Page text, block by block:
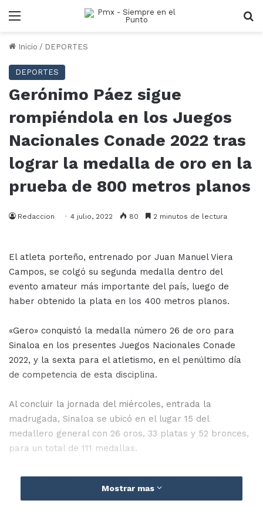
Menu
Inicio / DEPORTES
DEPORTES
Gerónimo Páez sigue
rompiéndola en los Juegos
Nacionales Conade 2022 tras
lograr la medalla de oro en la
prueba de 800 metros planos
Redaccion 4 julio, 2022 80 2 minutos de lectura
El atleta porteño, entrenado por Juan Manuel Viera
Campos, se colgó su segunda medalla dentro del
evento amateur más importante del país, luego de
haber obtenido la plata en los 400 metros planos.
«Gero» conquistó la medalla número 26 de oro para
Sinaloa en los presentes Juegos Nacionales Conade
2022, y la sexta para el atletismo, en el penúltimo día
de competencia de esta disciplina.
Al concluir la jornada del miércoles, entrada la
madrugada, Sinaloa se ubicó en el lugar 15 del
medallero general con 26 oros, 33 platas y 52 bronces,
para un total de 111 medallas.
Siendo hasta el momento el atletismo la disciplina con
más oros, acumulando seis a un día para que concluya
Mostrar mas